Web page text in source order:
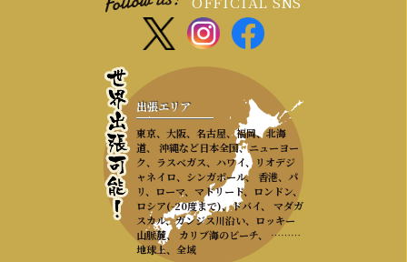
出張エリア
東京、大阪、名古屋、福岡、北海
道、 沖縄など日本全国、ニューヨー
ク、ラスベガス、ハワイ、リオデジ
ャネイロ、シンガポール、 香港、パ
リ、ローマ、マドリード、ロンドン、
ロシア(-20度まで)、ドバイ、 マダガ
スカル、ガンジス川沿い、ロッキー
山脈麓、 カリブ海のビーチ、 ………
地球上、全域